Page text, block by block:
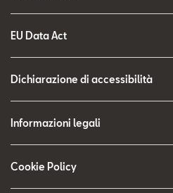
EU Data Act
Dichiarazione di accessibilità
Informazioni legali
Cookie Policy